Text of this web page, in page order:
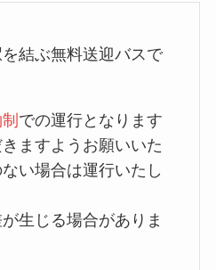
結ぶ無料送迎バスで
での運行となります
ますようお願いいた
い場合は運行いたし
生じる場合がありま